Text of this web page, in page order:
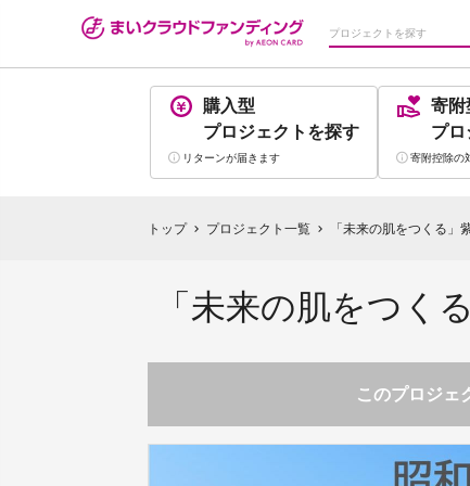
購入型
プロジェクト を探す
リターンが届きます
寄附
プロ
寄附控除の
トップ chevron_right プロジェクト一覧 chevron_right 「未来の肌をつくる」
「未来の肌をつく
このプロジェ